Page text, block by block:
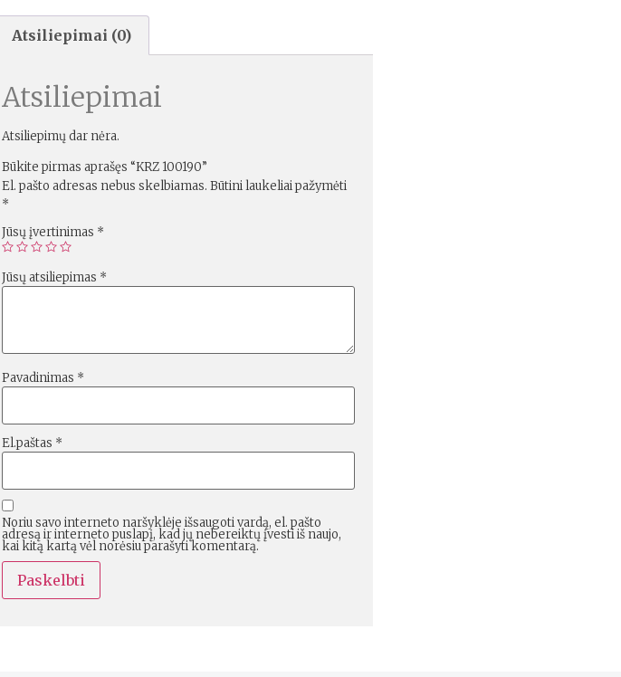
Atsiliepimai (0)
Atsiliepimai
Atsiliepimų dar nėra.
Būkite pirmas aprašęs “KRZ 100190”
El. pašto adresas nebus skelbiamas. Būtini laukeliai pažymėti
*
Jūsų įvertinimas *
Jūsų atsiliepimas *
Pavadinimas *
El.paštas *
Noriu savo interneto naršyklėje išsaugoti vardą, el. pašto
adresą ir interneto puslapį, kad jų nebereiktų įvesti iš naujo,
kai kitą kartą vėl norėsiu parašyti komentarą.